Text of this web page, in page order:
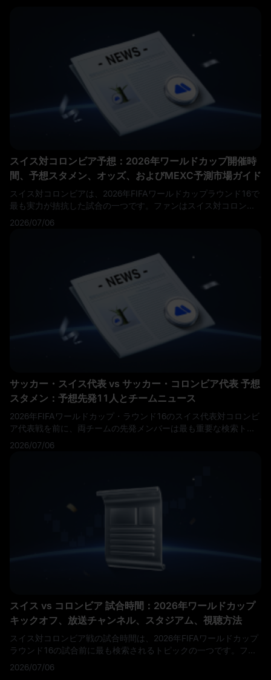
スイス対コロンビア予想：2026年ワールドカップ開催時
間、予想スタメン、オッズ、およびMEXC予測市場ガイド
スイス対コロンビアは、2026年FIFAワールドカップラウンド16で
最も実力が拮抗した試合の一つです。ファンはスイス対コロンビ
アの試合予測、コロンビア対スイスのオッズ、SUI対COLのライン
ナップ、スイス対コロンビアの試合時間、そして2026年ワールド
上対格下という単純な構図ではありません。スイスは規律正し
く、成熟しており、戦術的にも信頼できます。彼らはアルジェリ
アに2-0で勝利し、88年ぶりとなるワールドカップ決勝トーナメン
トでの勝利を収めてこの舞台まで勝ち上がりました。コロンビア
はガーナを1-0で破り、ジョン・アリアスが唯一のゴールを決めて
守備の規律を示し、ラウンド16に進出しました。
2026/07/06
サッカー・スイス代表 vs サッカー・コロンビア代表 予想
スタメン：予想先発11人とチームニュース
2026年FIFAワールドカップ・ラウンド16のスイス代表対コロンビ
ア代表戦を前に、両チームの先発メンバーは最も重要な検索トピ
ックの一つとなっている。ファンはスイス対コロンビアの先発メ
ンバー、コロンビア対スイスの予想先発、スイス対コロンビアの
バー、そして2026年ワールドカップの先発メンバーを検索してい
2026/07/06
スイス vs コロンビア 試合時間：2026年ワールドカップ
キックオフ、放送チャンネル、スタジアム、視聴方法
スイス対コロンビア戦の試合時間は、2026年FIFAワールドカップ
ラウンド16の試合前に最も検索されるトピックの一つです。ファ
ンはスイス対コロンビア戦のキックオフ時間、放送チャンネル、
コロンビア対スイス戦の時間、SUI対COLの視聴方法、そして
2026/07/06